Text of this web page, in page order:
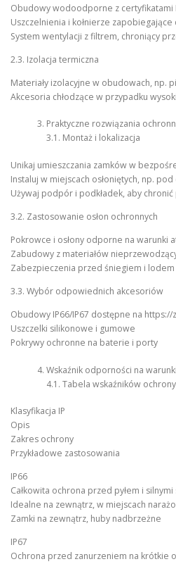
Obudowy wodoodporne z certyfikatami
Uszczelnienia i kołnierze
System wentylacji z filtrem, chroniący
2.3. Izolacja termiczna
Materiały izolacyjne w obudowach, np.
Akcesoria chłodzące w przypadku
Praktyczne rozwiązania
3.1. Montaż i lokalizacja
Unikaj umieszczania zamków w
Instaluj w miejscach osłoniętych, np. pod
Używaj podpór i podkładek, aby
3.2. Zastosowanie osłon ochronnych
Pokrowce i osłony odporne na warunki
Zabudowy z materiałów
Zabezpieczenia przed śniegiem i lodem
3.3. Wybór odpowiednich akcesoriów
Obudowy IP66/IP67 dostępne na
Uszczelki silikonowe i gumowe
Pokrywy ochronne na baterie i porty
Wskaźnik odporności na
4.1. Tabela wskaźników ochrony
Klasyfikacja IP
Opis
Zakres ochrony
Przykładowe zastosowania
IP66
Całkowita ochrona przed pyłem i
Idealne na zewnątrz, w miejscach
Zamki na zewnątrz, huby nadbrzeżne
IP67
Ochrona przed zanurzeniem na krótkie